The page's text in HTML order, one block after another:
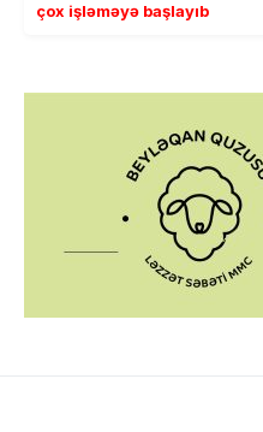
çox işləməyə başlayıb